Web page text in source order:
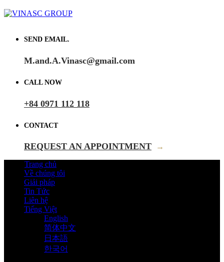
SEND EMAIL.
M.and.A.Vinasc@gmail.com
CALL NOW
+84 0971 112 118
CONTACT
REQUEST AN APPOINTMENT →
Trang chủ
Về chúng tôi
Giải pháp
Tin Tức
Liên hệ
Tiếng Việt
English
简体中文
日本語
한국어